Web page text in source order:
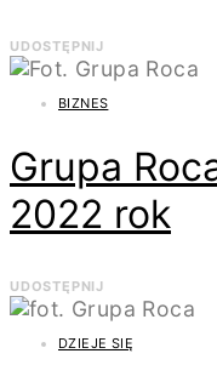
UDOSTĘPNIJ
BIZNES
Grupa
2022 rok
UDOSTĘPNIJ
DZIEJE SIĘ